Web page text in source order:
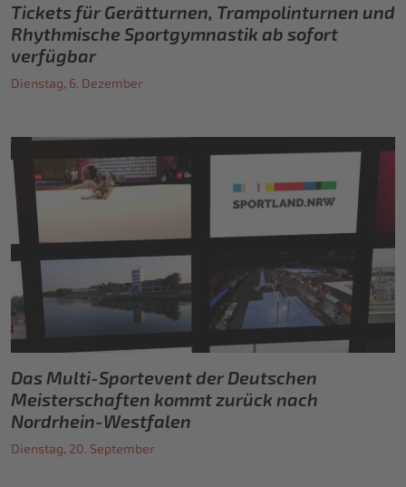
Tickets für Gerätturnen, Trampolinturnen und
Rhythmische Sportgymnastik ab sofort
verfügbar
Dienstag, 6. Dezember
Das Multi-Sportevent der Deutschen
Meisterschaften kommt zurück nach
Nordrhein-Westfalen
Dienstag, 20. September